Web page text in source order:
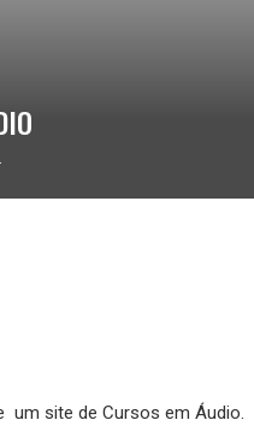
um site de Cursos em Áudio.